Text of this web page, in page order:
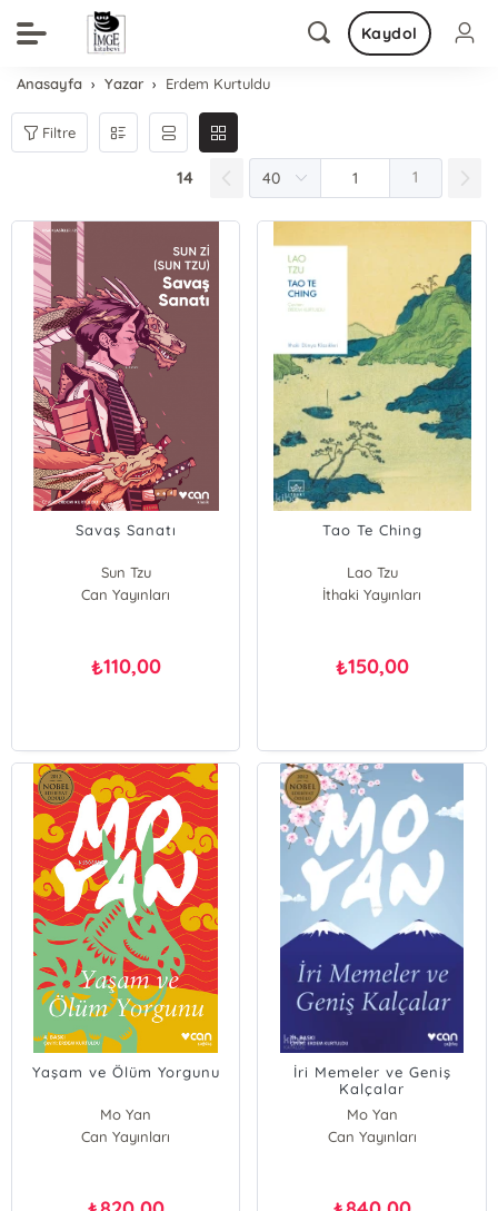
Kaydol
Anasayfa Yazar Erdem Kurtuldu
Filtre
14 1
Savaş Sanatı
Sun Tzu
Can Yayınları
₺110,00
Tao Te Ching
Lao Tzu
İthaki Yayınları
₺150,00
Yaşam ve Ölüm Yorgunu
Mo Yan
Can Yayınları
İri Memeler ve Geniş
Kalçalar
Mo Yan
Can Yayınları